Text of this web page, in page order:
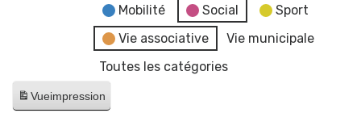
Mobilité
Social
Sport
Vie associative
Vie municipale
Toutes les catégories
Vueimpression